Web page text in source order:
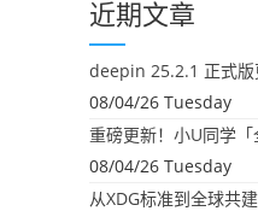
近期文章
deepin 25.2.1 正式版
08/04/26 Tuesday
08/04/26 Tuesday